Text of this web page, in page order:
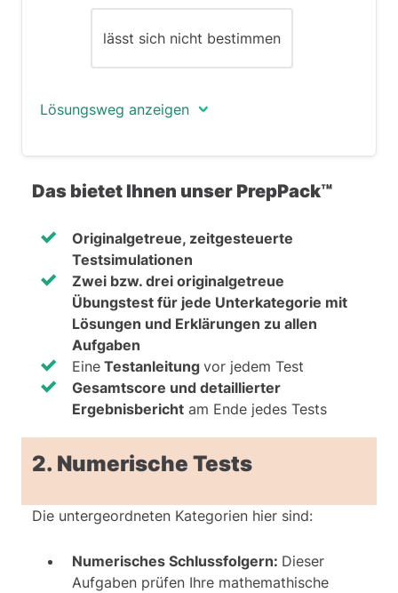
lässt sich nicht bestimmen
Lösungsweg anzeigen
kein Apartmentgebäude mehr als fünf
Apartmentgebäude mit sechs
Stockwerken.
Das bietet Ihnen unser PrepPack™
Originalgetreue, zeitgesteuerte
Testsimulationen
Zwei bzw. drei originalgetreue
Übungstest für jede Unterkategorie mit
Lösungen und Erklärungen zu allen
Aufgaben
Eine Testanleitung vor jedem Test
Gesamtscore und detaillierter
Ergebnisbericht am Ende jedes Tests
2. Numerische Tests
Die untergeordneten Kategorien hier sind:
Numerisches Schlussfolgern: Dieser
Aufgaben prüfen Ihre mathemathische